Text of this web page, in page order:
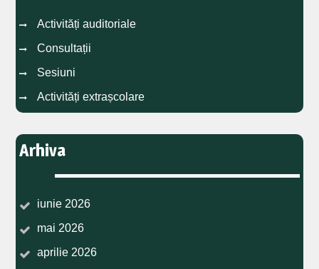
Activități auditoriale
Consultații
Sesiuni
Activități extrașcolare
Arhiva
iunie 2026
mai 2026
aprilie 2026